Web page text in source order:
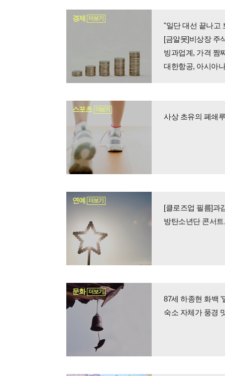
경제 더보기
"일단 대선 끝나고
[금알못]비상장 주
빙과업계, 가격 짬
대한항공, 아시아
스포츠 더보기
사상 초유의 폐쇄
연예 더보기
[클로즈업 필름]과
방탄소년단 콘서
문화 더보기
87세 하종현 화백
숙소 자체가 풍경